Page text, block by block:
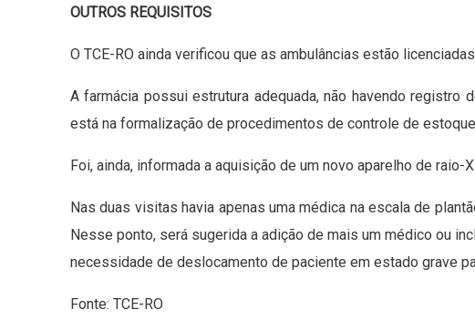
OUTROS REQUISITOS
O TCE-RO ainda verificou que as ambulâncias estão
A farmácia possui estrutura adequada, não havendo registro
está na formalização de procedimentos de controle de
Foi, ainda, informada a aquisição de um novo aparelho de
Nas duas visitas havia apenas uma médica na escala de
Nesse ponto, será sugerida a adição de mais um médico ou
necessidade de deslocamento de paciente em estado grave
Fonte: TCE-RO